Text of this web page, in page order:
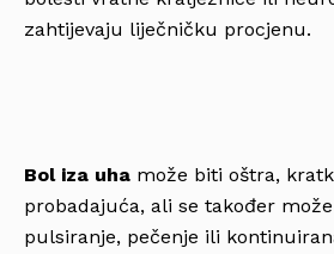
zahtijevaju liječničku procjenu.
Bol iza uha može biti oštra,
probadajuća, ali se također
pulsiranje, pečenje ili